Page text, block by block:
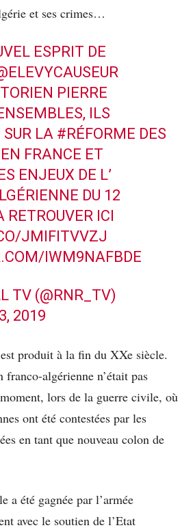
et ses crimes…
ESPRIT DE
PIERRE
ILS
LA #RÉFORME DES
EN FRANCE ET
ENJEUX DE L’
DU 12
RETROUVER ICI
JMIFITVVZJ
IWM9NAFBDE
TV (@RNR_TV)
2019
produit à la fin du XXe siècle.
algérienne n’était pas
lors de la guerre civile, où
ont été contestées par les
en tant que nouveau colon de
a été gagnée par l’armée
avec le soutien de l’Etat